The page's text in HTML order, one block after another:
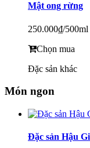
Mật ong rừng
250.000₫/500ml
Chọn mua
Đặc sản khác
Món ngon
Đặc sản Hậu